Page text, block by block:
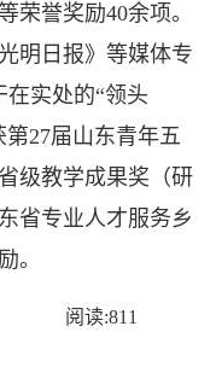
荣誉奖励40余项。
明日报》等媒体专
实处的“领头
27届山东青年五
级教学成果奖（研
省专业人才服务乡
。
阅读:811